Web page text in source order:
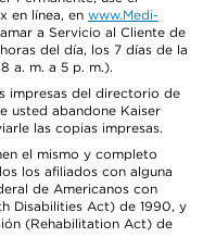
en línea, en www.Medi-
a Servicio al Cliente de
del día, los 7 días de la
a. m. a 5 p. m.).
impresas del directorio de
usted abandone Kaiser
las copias impresas.
el mismo y completo
los afiliados con alguna
de Americanos con
Disabilities Act) de 1990, y
(Rehabilitation Act) de